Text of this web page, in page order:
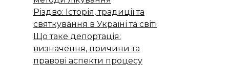
Різдво: Історія, традиції та
святкування в Україні та світі
Що таке депортація:
визначення, причини та
правові аспекти процесу